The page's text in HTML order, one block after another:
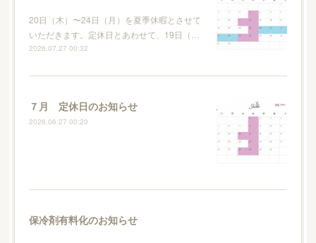
20日（木）〜24日（月）を夏季休暇とさせて
いただきます。定休日とあわせて、19日（…
2026.07.27 00:32
７月 定休日のお知らせ
2026.06.27 00:20
保冷剤有料化のお知らせ